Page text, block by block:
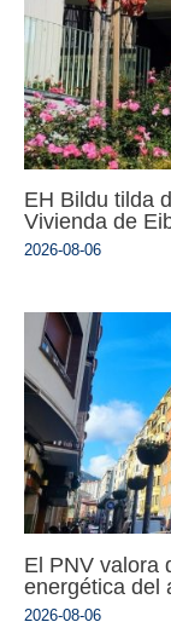
EH Bildu tilda
Vivienda de
2026-08-06
El PNV valora
energética del
2026-08-06